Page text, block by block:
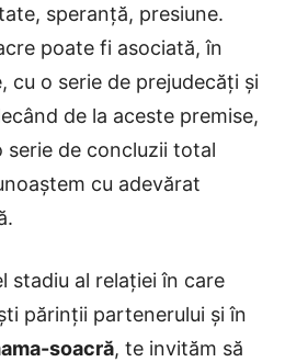
speranță, presiune.
poate fi asociată, în
cu o serie de prejudecăți și
de la aceste premise,
serie de concluzii total
cu adevărat
stadiu al relației în care
părinții partenerului și în
soacră, te invităm să